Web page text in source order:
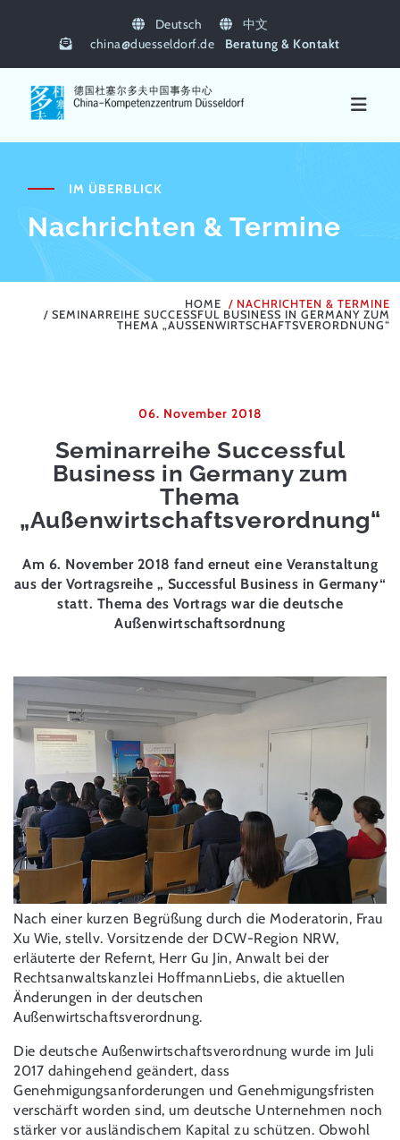
Deutsch
中文
china@duesseldorf.de Beratung & Kontakt
IM ÜBERBLICK
Nachrichten & Termine
HOME
NACHRICHTEN & TERMINE
SEMINARREIHE SUCCESSFUL BUSINESS IN GERMANY ZUM
THEMA „AUSSENWIRTSCHAFTSVERORDNUNG“
06. November 2018
Seminarreihe Successful
Business in Germany zum
Thema
„Außenwirtschaftsverordnung“
Am 6. November 2018 fand erneut eine Veranstaltung
aus der Vortragsreihe „ Successful Business in Germany“
statt. Thema des Vortrags war die deutsche
Außenwirtschaftsordnung
Nach einer kurzen Begrüßung durch die Moderatorin, Frau
Xu Wie, stellv. Vorsitzende der DCW-Region NRW,
erläuterte der Refernt, Herr Gu Jin, Anwalt bei der
Rechtsanwaltskanzlei HoffmannLiebs, die aktuellen
Änderungen in der deutschen
Außenwirtschaftsverordnung.
Die deutsche Außenwirtschaftsverordnung wurde im Juli
2017 dahingehend geändert, dass
Genehmigungsanforderungen und Genehmigungsfristen
verschärft worden sind, um deutsche Unternehmen noch
stärker vor ausländischem Kapital zu schützen. Obwohl